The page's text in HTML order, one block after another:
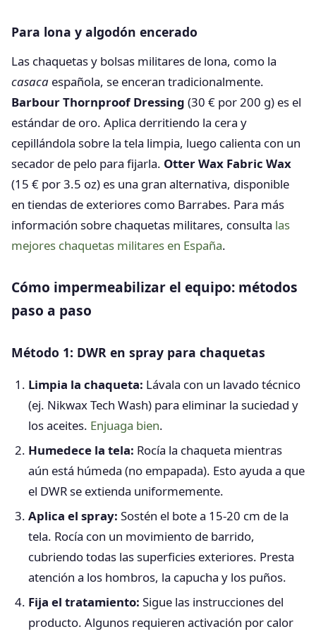
Para lona y algodón encerado
Las chaquetas y bolsas militares de lona, como la
casaca española, se enceran tradicionalmente.
Barbour Thornproof Dressing (30 € por 200 g) es el
estándar de oro. Aplica derritiendo la cera y
cepillándola sobre la tela limpia, luego calienta con un
secador de pelo para fijarla. Otter Wax Fabric Wax
(15 € por 3.5 oz) es una gran alternativa, disponible
en tiendas de exteriores como Barrabes. Para más
información sobre chaquetas militares, consulta las
mejores chaquetas militares en España.
Cómo impermeabilizar el equipo: métodos
paso a paso
Método 1: DWR en spray para chaquetas
Limpia la chaqueta: Lávala con un lavado técnico
(ej. Nikwax Tech Wash) para eliminar la suciedad y
los aceites. Enjuaga bien.
Humedece la tela: Rocía la chaqueta mientras
aún está húmeda (no empapada). Esto ayuda a que
el DWR se extienda uniformemente.
Aplica el spray: Sostén el bote a 15-20 cm de la
tela. Rocía con un movimiento de barrido,
cubriendo todas las superficies exteriores. Presta
atención a los hombros, la capucha y los puños.
Fija el tratamiento: Sigue las instrucciones del
producto. Algunos requieren activación por calor